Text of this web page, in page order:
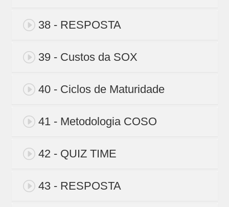
38 - RESPOSTA
39 - Custos da SOX
40 - Ciclos de Maturidade
41 - Metodologia COSO
42 - QUIZ TIME
43 - RESPOSTA